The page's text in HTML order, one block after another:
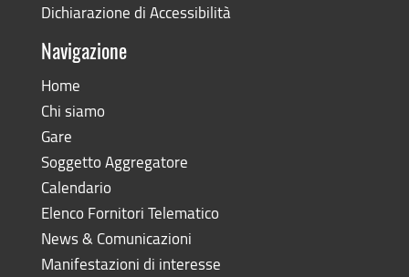
Dichiarazione di Accessibilità
Navigazione
Home
Chi siamo
Gare
Soggetto Aggregatore
Calendario
Elenco Fornitori Telematico
News & Comunicazioni
Manifestazioni di interesse